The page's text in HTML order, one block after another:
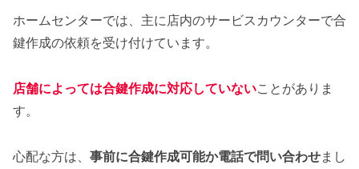
ホームセンターでは、主に店内のサービスカウンターで合
鍵作成の依頼を受け付けています。
店舗によっては合鍵作成に対応していないことがありま
す。
心配な方は、 事前に合鍵作成可能か電話で問い合わせまし